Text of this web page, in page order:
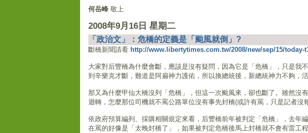
何岳峰 敬上
2008年9月16日 星期二
「政治文」：危橋的定義是「颱風就倒」?
斷橋新聞請看 http://www.libertytimes.com.tw/2008/new/sep/15/today-
大家對后豐橋為什麼會斷，應該是沒有疑問，因為它是「危橋」，只是我
到辛樂克才斷，難道是阿扁神力護佑，所以換總統後，新總統神力不夠，活
那又為什麼甲仙大橋沒列「危橋」，但這一次颱風來，卻也斷了。雖然沒
迴轉，怎麼那位司機就不罵公路單位沒有事先封橋(或許有罵，只是記者沒報
依政府預算編列、採購相關規定來看，后豐橋前年被判定「危橋」，去年編
在罵的好像是「太晚封橋了」，如果被判定危橋後馬上封橋就不會有雷工